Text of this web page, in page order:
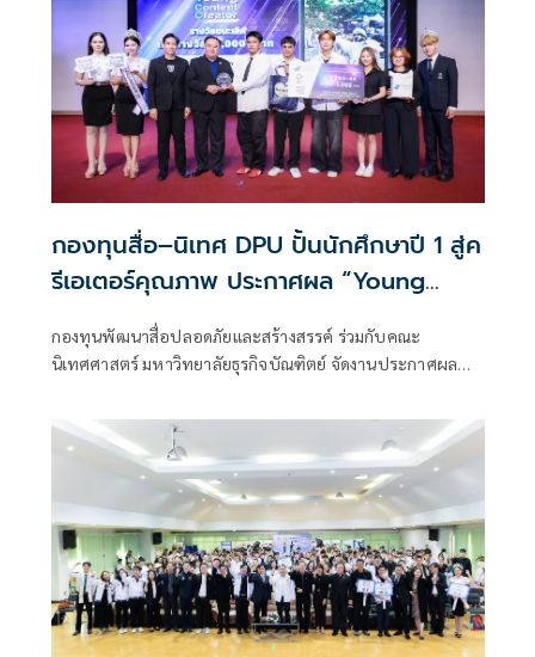
กองทุนสื่อ–นิเทศ DPU ปั้นนักศึกษาปี 1 สู่ค
รีเอเตอร์คุณภาพ ประกาศผล “Young
Content Creator“
กองทุนพัฒนาสื่อปลอดภัยและสร้างสรรค์ ร่วมกับคณะ
นิเทศศาสตร์ มหาวิทยาลัยธุรกิจบัณฑิตย์ จัดงานประกาศผล
คอนเทนต์ครีเอเตอร์หน้าใหม่ สื่อปลอดภัยและสร้างสรรค์” ณ